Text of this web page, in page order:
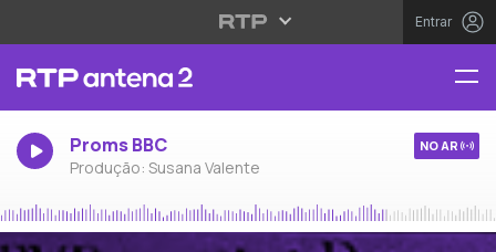
Entrar
Proms BBC
Produção: Susana Valente
NO AR